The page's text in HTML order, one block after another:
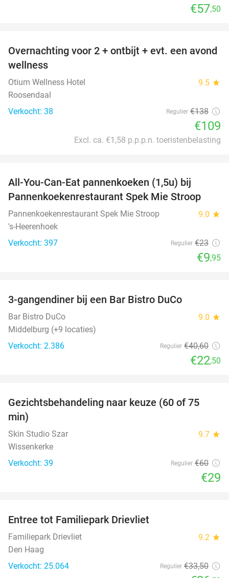
€57,50
21%
Overnachting voor 2 + ontbijt + evt. een avond
wellness
Otium Wellness Hotel 9.5 star
Roosendaal
Verkocht: 38
Regulier €138
€109
Excl. ca. €1,58 p.p.p.n. toeristenbelasting
All-You-Can-Eat pannenkoeken (1,5u) bij
Pannenkoekenrestaurant Spek Mie Stroop
Pannenkoekenrestaurant Spek Mie Stroop 9.0 star
's-Heerenhoek
Verkocht: 397
Regulier €23
€9,95
3-gangendiner bij een Bar Bistro DuCo
Bar Bistro DuCo 9.0 star
Middelburg (+9 locaties)
Verkocht: 2.386
Regulier €40,60
€22,50
52%
Gezichtsbehandeling naar keuze (60 of 75
min)
Skin Studio Szar 9.7 star
Wissenkerke
Verkocht: 39
Regulier €60
€29
Entree tot Familiepark Drievliet
Familiepark Drievliet 9.2 star
Den Haag
Verkocht: 25.064
Regulier €33,50